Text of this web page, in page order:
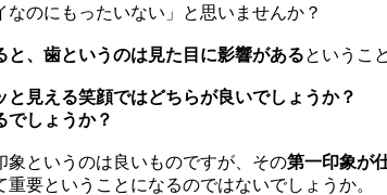
なのにもったいない」と思いませんか？
と、歯というのは見た目に影響があるというこ
見える笑顔ではどちらが良いでしょうか？
でしょうか？
というのは良いものですが、その第一印象が
要ということになるのではないでしょうか。